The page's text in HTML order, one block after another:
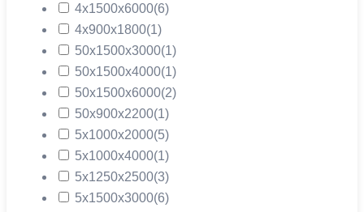
4х1500х6000(6)
4х900х1800(1)
50х1500х3000(1)
50х1500х4000(1)
50х1500х6000(2)
50х900х2200(1)
5х1000х2000(5)
5х1000х4000(1)
5х1250х2500(3)
5х1500х3000(6)